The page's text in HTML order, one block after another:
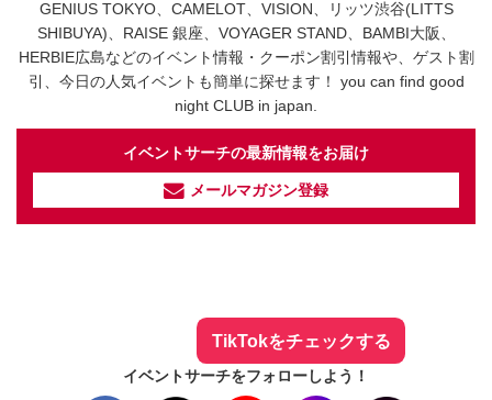
GENIUS TOKYO、CAMELOT、VISION、リッツ渋谷(LITTS
SHIBUYA)、RAISE 銀座、VOYAGER STAND、BAMBI大阪、
HERBIE広島などのイベント情報・クーポン割引情報や、ゲスト割
引、今日の人気イベントも簡単に探せます！ you can find good
night CLUB in japan.
イベントサーチの最新情報をお届け
メールマガジン登録
TikTokをチェックする
イベントサーチをフォローしよう！